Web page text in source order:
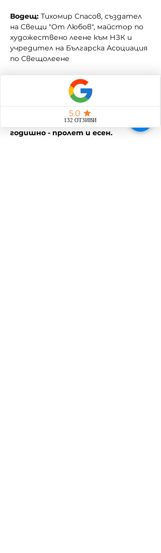
Водещ: Тихомир Спасов, създател
на Свещи "От Любов", майстор по
художествено леене към НЗК и
учредител на Българска Асоциация
по Свещолеене
подходящ за деца.
❗❗ Курсът е любителски и не дава
професионална квалификация.
❗❗❗ Курсовете се провеждат САМО
в гр. Пловдив и са два пъти
годишно - пролет и есен.